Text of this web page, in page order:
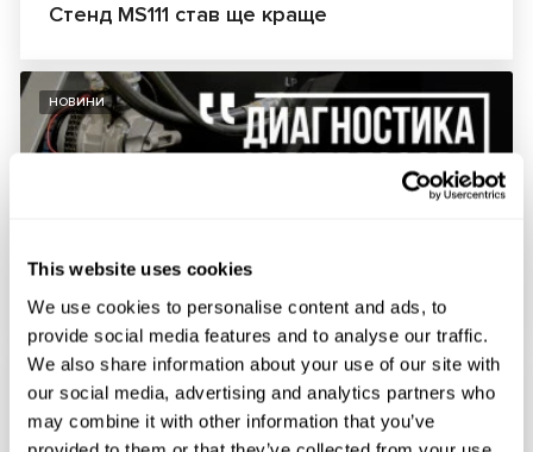
This website uses cookies
We use cookies to personalise content and ads, to
provide social media features and to analyse our traffic.
We also share information about your use of our site with
our social media, advertising and analytics partners who
may combine it with other information that you’ve
Стенд MS111 став ще краще
НОВИНИ
Часті запитання щодо роботи MS111